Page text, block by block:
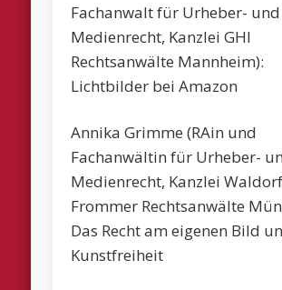
Fachanwalt für Urheber- und
Medienrecht, Kanzlei GHI
Rechtsanwälte Mannheim):
Lichtbilder bei Amazon
Annika Grimme (RAin und
Fachanwältin für Urheber-
Medienrecht, Kanzlei Waldorf
Frommer Rechtsanwälte
Das Recht am eigenen Bild
Kunstfreiheit